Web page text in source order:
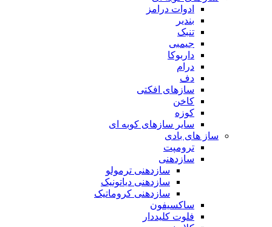
ادوات درامز
بندیر
تنبک
جیمبی
داربوکا
درام
دف
سازهای افکتی
کاخن
کوزه
سایر سازهای کوبه ای
ساز های بادی
ترومپت
سازدهنی
سازدهنی ترمولو
سازدهنی دیاتونیک
سازدهنی کروماتیک
ساکسیفون
فلوت کلیددار